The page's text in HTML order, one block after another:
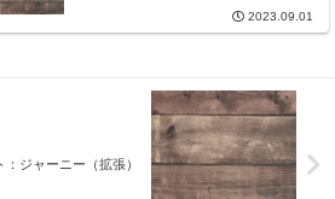
2023.09.01
ジャーニー（拡張）